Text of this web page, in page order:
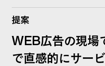
提案
WEB広告の現場
で直感的にサー